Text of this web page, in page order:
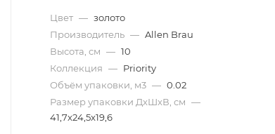
Цвет — золото
Производитель — Allen Brau
Высота, см — 10
Коллекция — Priority
Объём упаковки, м3 — 0.02
Размер упаковки ДxШxВ, см —
41,7x24,5x19,6